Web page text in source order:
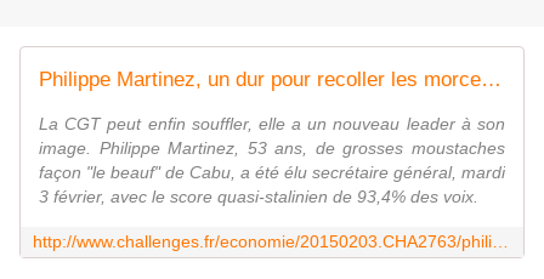
Philippe Martinez, un dur pour recoller les morceaux de la CGT
La CGT peut enfin souffler, elle a un nouveau leader à son
image. Philippe Martinez, 53 ans, de grosses moustaches
façon "le beauf" de Cabu, a été élu secrétaire général, mardi
3 février, avec le score quasi-stalinien de 93,4% des voix.